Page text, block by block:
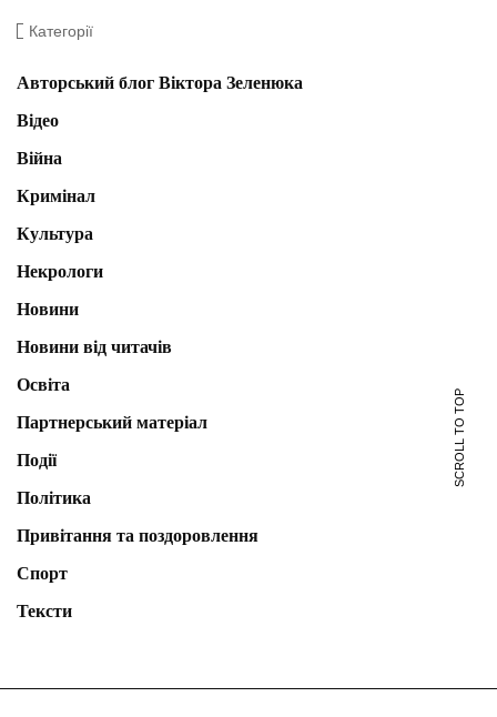
Категорії
Авторський блог Віктора Зеленюка
Відео
Війна
Кримінал
Культура
Некрологи
Новини
Новини від читачів
Освіта
Партнерський матеріал
Події
Політика
Привітання та поздоровлення
Спорт
Тексти
SCROLL TO TOP